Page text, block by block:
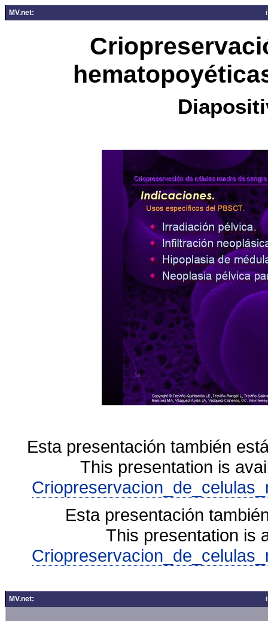
MV.net:
Esta presentación también
This presentation is
Esta presentación
This presentation is
MV.net: